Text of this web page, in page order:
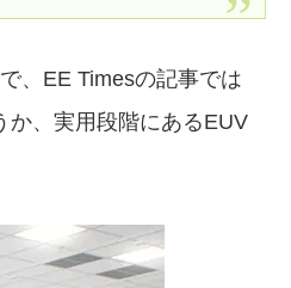
、EE Timesの記事では
か、実用段階にあるEUV